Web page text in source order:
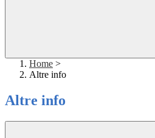
Home >
Altre info
Altre info